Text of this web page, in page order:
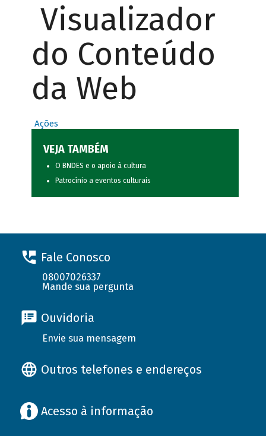
Visualizador
do Conteúdo
da Web
Ações
VEJA TAMBÉM
O BNDES e o apoio à cultura
Patrocínio a eventos culturais
Fale Conosco
08007026337
Mande sua pergunta
Ouvidoria
Envie sua mensagem
Outros telefones e endereços
Acesso à informação